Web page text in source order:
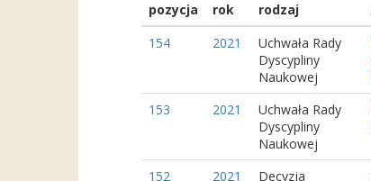
pozycja rok rodzaj
154
2021
Uchwała Rady
Dyscypliny
Naukowej
153 2021
Uchwała Rady
Dyscypliny
Naukowej
152 2021
Decyzja